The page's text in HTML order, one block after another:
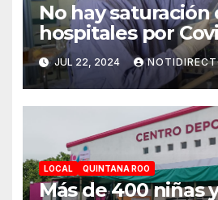
No hay saturación
hospitales por
Playa del Carmen
JUL 22, 2024
LOCAL QUINTANA ROO
Más de 400 niñas